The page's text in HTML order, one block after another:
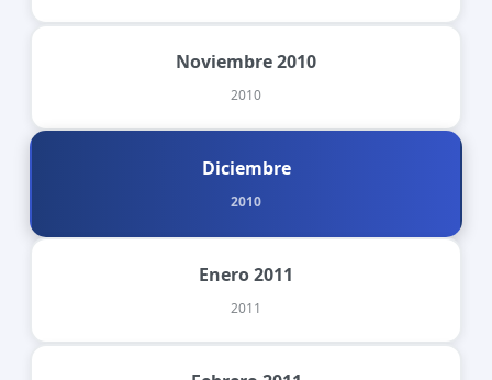
Noviembre 2010
2010
Diciembre
2010
Enero 2011
2011